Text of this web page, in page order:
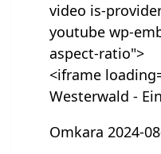
video is-
youtube wp-
aspect-ratio">
<iframe
Westerwald -
Omkara 2024-